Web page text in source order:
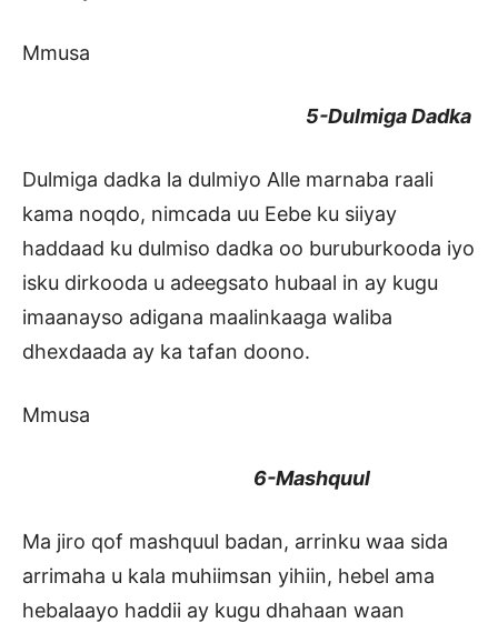
Mmusa
5-Dulmiga Dadka
Dulmiga dadka la dulmiyo Alle marnaba raali
kama noqdo, nimcada uu Eebe ku siiyay
haddaad ku dulmiso dadka oo buruburkooda iyo
isku dirkooda u adeegsato hubaal in ay kugu
imaanayso adigana maalinkaaga waliba
dhexdaada ay ka tafan doono.
Mmusa
6-Mashquul
Ma jiro qof mashquul badan, arrinku waa sida
arrimaha u kala muhiimsan yihiin, hebel ama
hebalaayo haddii ay kugu dhahaan waan